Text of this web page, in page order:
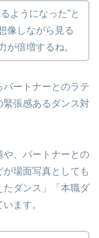
ようになった”と
像しながら見る
が倍増するね。
ートナーとのラテ
緊張感あるダンス対
や、パートナーとの
場面写真としても
たダンス」「本職ダ
ます。